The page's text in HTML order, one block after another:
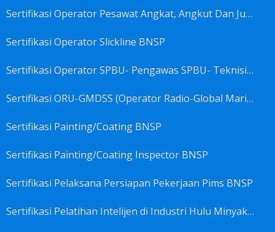
Sertifikasi Operator Pesawat Angkat, Angkut Dan Juru Ikat Beban BNSP
Sertifikasi Operator Slickline BNSP
Sertifikasi Operator SPBU- Pengawas SPBU- Teknisi SPBU- Teknisi Service Station SPBU BNSP
Sertifikasi ORU-GMDSS (Operator Radio-Global Maritime Distress&Safety System) BNSP
Sertifikasi Painting/Coating BNSP
Sertifikasi Painting/Coating Inspector BNSP
Sertifikasi Pelaksana Persiapan Pekerjaan Pims BNSP
Sertifikasi Pelatihan Intelijen di Industri Hulu Minyak dan Gas Bumi BNSP